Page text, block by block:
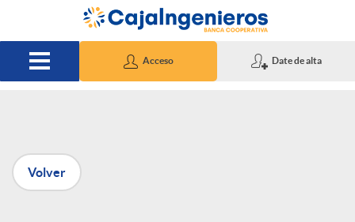
Saltar al contenido principal
Acceso Date de alta
P
u
Volver